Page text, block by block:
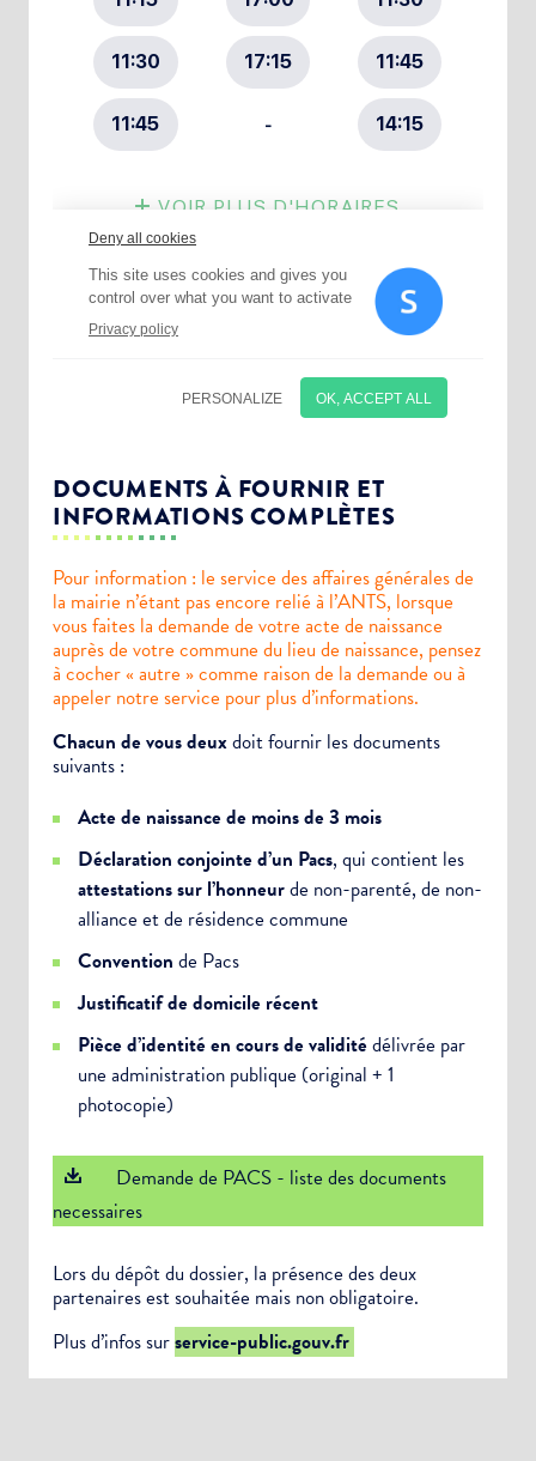
DOCUMENTS À FOURNIR ET
INFORMATIONS COMPLÈTES
Pour information : le service des affaires générales de
la mairie n’étant pas encore relié à l’ANTS, lorsque
vous faites la demande de votre acte de naissance
auprès de votre commune du lieu de naissance, pensez
à cocher « autre » comme raison de la demande ou à
appeler notre service pour plus d’informations.
Chacun de vous deuxdoit fournir les documents
suivants :
Acte de naissance de moins de 3 mois
Déclaration conjointe d’un Pacs, qui contient les
attestations sur l’honneurde non-parenté, de non-
alliance et de résidence commune
Convention de Pacs
Justificatif de domicile récent
Pièce d’identité en cours de validitédélivrée par
une administration publique (original + 1
photocopie)
Demande de PACS - liste des documents
necessaires
Lors du dépôt du dossier, la présence des deux
partenaires est souhaitée mais non obligatoire.
Plus d’infos surservice-public.gouv.fr
Choisissez votre abonnement :
Newsletter Culture
Newsletter Sport et Vie associative